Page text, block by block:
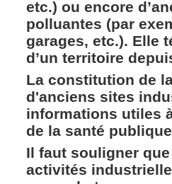
etc.) ou encore
polluantes (par
garages, etc.). Elle
d’un territoire
La constitution de
d'anciens sites
informations utiles
de la santé
Il faut souligner
activités